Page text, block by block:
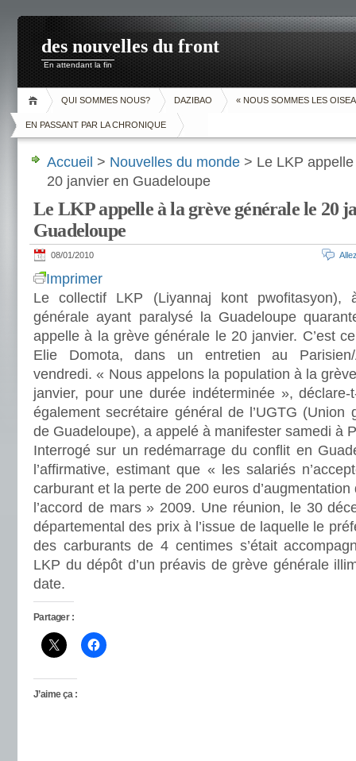
des nouvelles du front
En attendant la fin
QUI SOMMES NOUS? DAZIBAO « NOUS SOMMES LES
EN PASSANT PAR LA CHRONIQUE
Accueil > Nouvelles du monde > Le LKP
20 janvier en Guadeloupe
Le LKP appelle à la grève générale le 20
Guadeloupe
08/01/2010
Imprimer
Le collectif LKP (Liyannaj kont pwofitasyon),
générale ayant paralysé la Guadeloupe
appelle à la grève générale le 20 janvier. C’est
Elie Domota, dans un entretien au Parisien/
vendredi. « Nous appelons la population à la
janvier, pour une durée indéterminée »,
également secrétaire général de l’UGTG (Union
de Guadeloupe), a appelé à manifester samedi à
Interrogé sur un redémarrage du conflit en
l’affirmative, estimant que « les salariés
carburant et la perte de 200 euros
l’accord de mars » 2009. Une réunion, le 30
départemental des prix à l’issue de laquelle le
des carburants de 4 centimes s’était
LKP du dépôt d’un préavis de grève générale
date.
Partager :
J’aime ça :